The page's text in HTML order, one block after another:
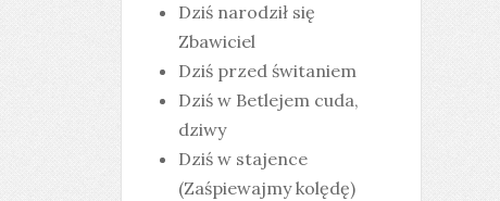
Dziś narodził się
Zbawiciel
Dziś przed świtaniem
Dziś w Betlejem cuda,
dziwy
Dziś w stajence
(Zaśpiewajmy kolędę)